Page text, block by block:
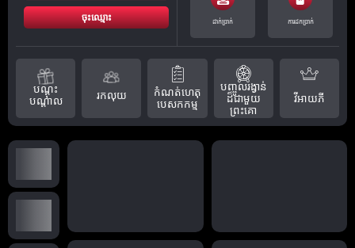
ចុះឈ្មោះ ដាក់ប្រាក់ ការដកប្រាក់
បណ្តុះ
បណ្តាល
រកលុយ
កំណត់ហេតុ
បេសកកម្ម
បញ្ចូលរង្វាន់
ដ៏ជាមួយ
ព្រះគោ
វីអាយភី